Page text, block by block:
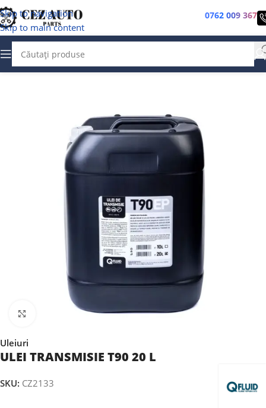
Skip to navigation
Skip to main content
0762 009 367
Faceți clic pentru a mări
Uleiuri
ULEI TRANSMISIE T90 20 L
SKU: CZ2133